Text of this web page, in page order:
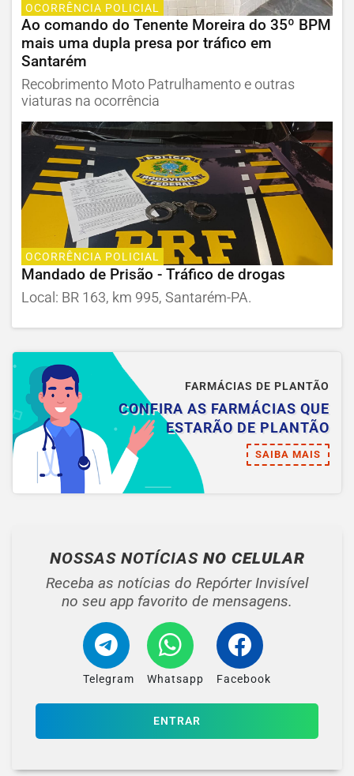
OCORRÊNCIA POLICIAL
Ao comando do Tenente Moreira do 35º BPM
mais uma dupla presa por tráfico em
Santarém
Recobrimento Moto Patrulhamento e outras
viaturas na ocorrência
OCORRÊNCIA POLICIAL
Mandado de Prisão - Tráfico de drogas
Local: BR 163, km 995, Santarém-PA.
FARMÁCIAS DE PLANTÃO
CONFIRA AS FARMÁCIAS QUE
ESTARÃO DE PLANTÃO
SAIBA MAIS
NOSSAS NOTÍCIAS NO CELULAR
Receba as notícias do Repórter Invisível
no seu app favorito de mensagens.
Telegram Whatsapp Facebook
ENTRAR